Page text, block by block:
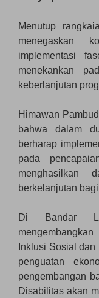
Menutup
menegaskan
implementasi
menekankan
keberlanjutan
Himawan
bahwa dalam
berharap
pada
menghasilkan
berkelanjutan
Di Bandar
Inklusi Sosial
penguatan
pengembangan
Disabilitas akan